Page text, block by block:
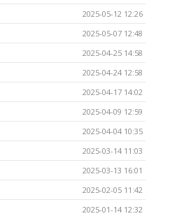
2025-05-12 12:26
2025-05-07 12:48
2025-04-25 14:58
2025-04-24 12:58
2025-04-17 14:02
2025-04-09 12:59
2025-04-04 10:35
2025-03-14 11:03
2025-03-13 16:01
2025-02-05 11:42
2025-01-14 12:32